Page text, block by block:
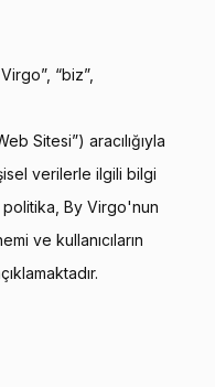
“biz”,
Sitesi”) aracılığıyla
verilerle ilgili bilgi
politika, By Virgo'nun
ve kullanıcıların